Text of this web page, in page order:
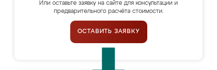
Или оставьте заявку на сайте для консультации и
предварительного расчёта стоимости.
ОСТАВИТЬ ЗАЯВКУ